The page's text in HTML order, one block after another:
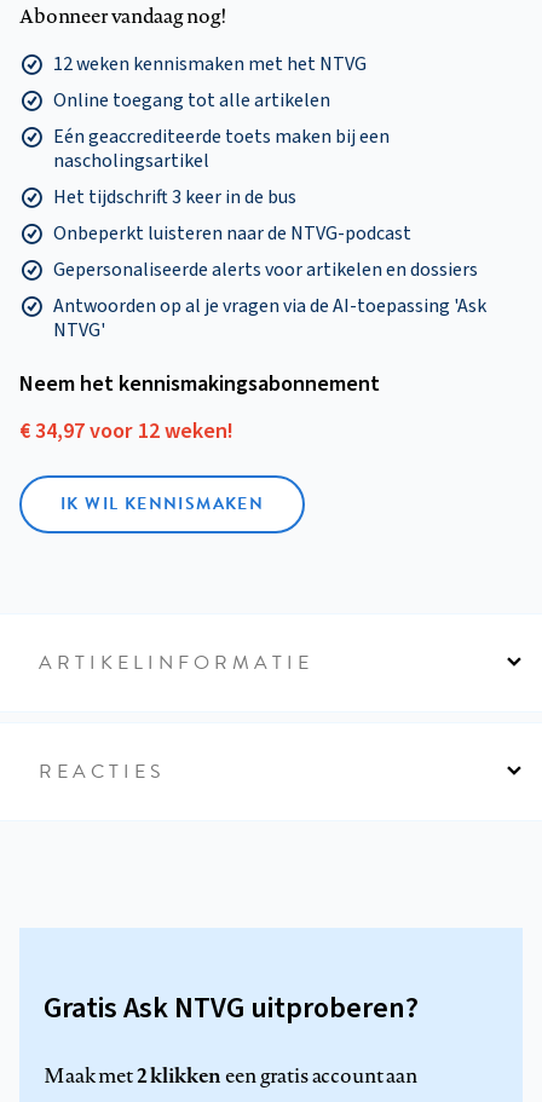
Abonneer vandaag nog!
12 weken kennismaken met het NTVG
Online toegang tot alle artikelen
Eén geaccrediteerde toets maken bij een
nascholingsartikel
Het tijdschrift 3 keer in de bus
Onbeperkt luisteren naar de NTVG-podcast
Gepersonaliseerde alerts voor artikelen en dossiers
Antwoorden op al je vragen via de AI-toepassing 'Ask
NTVG'
Neem het kennismakings­abonnement
€ 34,97 voor 12 weken!
IK WIL KENNISMAKEN
ARTIKELINFORMATIE
REACTIES
Gratis Ask NTVG uitproberen?
Maak met2 klikkeneen gratis account aan